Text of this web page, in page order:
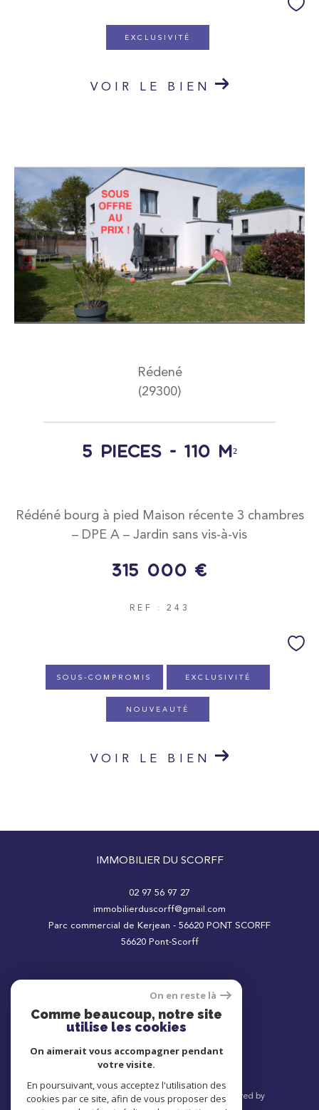
EXCLUSIVITÉ
VOIR LE BIEN
Rédené
(29300)
5 pièces - 110 m²
Rédéné bourg à pied Maison récente 3 chambres
– DPE A – Jardin sans vis-à-vis
315 000 €
REF : 243
SOUS-COMPROMIS EXCLUSIVITÉ
NOUVEAUTÉ
VOIR LE BIEN
IMMOBILIER DU SCORFF
02 97 56 97 27
immobilierduscorff@gmail.com
Parc commercial de Kerjean - 56620 PONT SCORFF
56620
Pont-Scorff
Adhérents
© 2026 | Tous droits réservés | Traduction powered by
On en reste là
Comme beaucoup, notre site
utilise les cookies
On aimerait vous accompagner pendant
votre visite.
En poursuivant, vous acceptez l'utilisation des
cookies par ce site, afin de vous proposer des
AFFINER LES CRITÈRES
FILTRER PAR
Coups de coeur Exclusivités Nouveautés